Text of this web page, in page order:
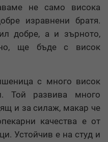
не само висока
изравнени братя.
добре, а и зърното,
ще бъде с висок
с много висок
Той развива много
и за силаж, макар че
качества е от
Устойчив е на студ и